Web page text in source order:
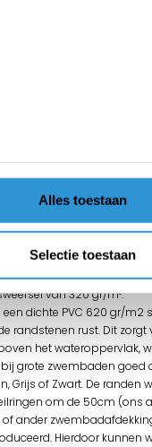
Alles toestaan
Selectie toestaan
620 gr/m2 is heel sterk en
dus REACH
zeepsop en zachte
wordt in de herfst over het
Een goede
hebben wij het
(boven het water) van
van 320 gr/m².
dichte PVC 620 gr/m2
randstenen rust. Dit zorgt
het wateroppervlak,
grote zwembaden goed
Grijs of Zwart. De randen
om de 50cm (ons
of ander
Hierdoor kunnen